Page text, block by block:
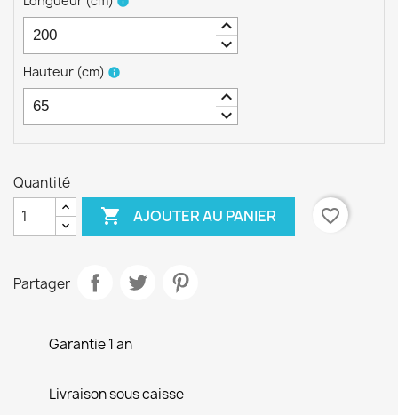
keyboard_arrow_up
keyboard_arrow_down
Hauteur (cm) info
keyboard_arrow_up
keyboard_arrow_down
Quantité
 AJOUTER AU PANIER favorite_border
Partager
Garantie 1 an
Livraison sous caisse